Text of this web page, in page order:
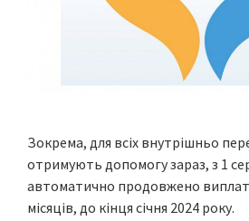
Зокрема, для всіх внутрішньо
отримують допомогу зараз, з 1
автоматично продовжено
місяців, до кінця січня 2024 року.